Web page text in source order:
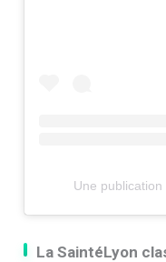
Une
La SaintéLyon